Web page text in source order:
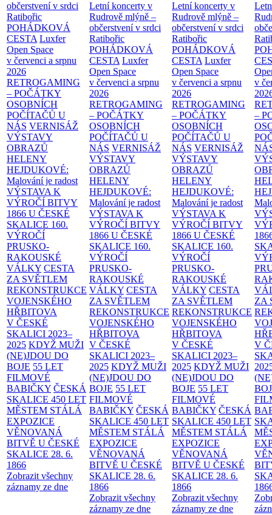
občerstvení v srdci
Ratibořic
POHÁDKOVÁ
CESTA Luxfer
Open Space
v červenci a srpnu
2026
RETROGAMING
– POČÁTKY
OSOBNÍCH
POČÍTAČŮ U
NÁS VERNISÁŽ
VÝSTAVY
OBRAZŮ
HELENY
HEJDUKOVÉ:
Malování je radost
VÝSTAVA K
VÝROČÍ BITVY
1866 U ČESKÉ
SKALICE 160.
VÝROČÍ
PRUSKO-
RAKOUSKÉ
VÁLKY CESTA
ZA SVĚTLEM
REKONSTRUKCE
VOJENSKÉHO
HŘBITOVA
V ČESKÉ
SKALICI 2023–
2025 KDYŽ MUŽI
(NE)JDOU DO
BOJE 55 LET
FILMOVÉ
BABIČKY ČESKÁ
SKALICE 450 LET
MĚSTEM STÁLÁ
EXPOZICE
VĚNOVANÁ
BITVĚ U ČESKÉ
SKALICE 28. 6.
1866
Zobrazit všechny
záznamy ze dne
Letní koncerty v
Rudrově mlýně –
občerstvení v srdci
Ratibořic
POHÁDKOVÁ
CESTA Luxfer
Open Space
v červenci a srpnu
2026
RETROGAMING
– POČÁTKY
OSOBNÍCH
POČÍTAČŮ U
NÁS VERNISÁŽ
VÝSTAVY
OBRAZŮ
HELENY
HEJDUKOVÉ:
Malování je radost
VÝSTAVA K
VÝROČÍ BITVY
1866 U ČESKÉ
SKALICE 160.
VÝROČÍ
PRUSKO-
RAKOUSKÉ
VÁLKY CESTA
ZA SVĚTLEM
REKONSTRUKCE
VOJENSKÉHO
HŘBITOVA
V ČESKÉ
SKALICI 2023–
2025 KDYŽ MUŽI
(NE)JDOU DO
BOJE 55 LET
FILMOVÉ
BABIČKY ČESKÁ
SKALICE 450 LET
MĚSTEM STÁLÁ
EXPOZICE
VĚNOVANÁ
BITVĚ U ČESKÉ
SKALICE 28. 6.
1866
Zobrazit všechny
záznamy ze dne
Letní koncerty v
Rudrově mlýně –
občerstvení v srdci
Ratibořic
POHÁDKOVÁ
CESTA Luxfer
Open Space
v červenci a srpnu
2026
RETROGAMING
– POČÁTKY
OSOBNÍCH
POČÍTAČŮ U
NÁS VERNISÁŽ
VÝSTAVY
OBRAZŮ
HELENY
HEJDUKOVÉ:
Malování je radost
VÝSTAVA K
VÝROČÍ BITVY
1866 U ČESKÉ
SKALICE 160.
VÝROČÍ
PRUSKO-
RAKOUSKÉ
VÁLKY CESTA
ZA SVĚTLEM
REKONSTRUKCE
VOJENSKÉHO
HŘBITOVA
V ČESKÉ
SKALICI 2023–
2025 KDYŽ MUŽI
(NE)JDOU DO
BOJE 55 LET
FILMOVÉ
BABIČKY ČESKÁ
SKALICE 450 LET
MĚSTEM STÁLÁ
EXPOZICE
VĚNOVANÁ
BITVĚ U ČESKÉ
SKALICE 28. 6.
1866
Zobrazit všechny
záznamy ze dne
v
–
ZA
V